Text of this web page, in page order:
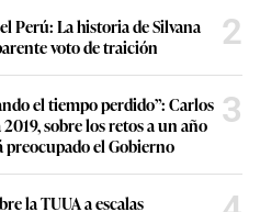
Perú: La historia de Silvana
voto de traición
2
el tiempo perdido”: Carlos
sobre los retos a un año
preocupado el Gobierno
3
la TUUA a escalas